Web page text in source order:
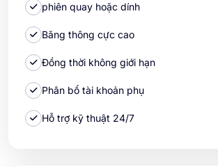
phiên quay hoặc dính
Băng thông cực cao
Đồng thời không giới hạn
Phân bổ tài khoản phụ
Hỗ trợ kỹ thuật 24/7